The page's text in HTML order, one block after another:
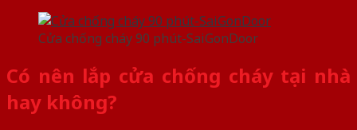
Cửa chống cháy 90 phút-SaiGonDoor
Có nên lắp cửa chống cháy tại nhà
hay không?